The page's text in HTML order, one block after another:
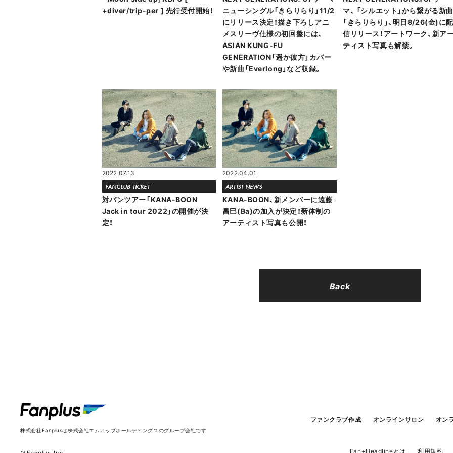
+diver/trip-per ] 先行受付開始！
ニューシングル「きらりらり」11/2
にリリース決定！描き下ろしアニ
メスリーヴ仕様の初回盤には、
ASIAN KUNG-FU
GENERATION「遥か彼方」カバー
や新曲「Everlong」など収録。
マ、 「シルエット」から繋がる新曲
「きらりらり」、明日8/26(金)に配
信リリース！アートワーク、新ア
ティスト写真も解禁。
2022.07.13
FANCLUB TICKET
対バンツアー「KANA-BOON
Jack in tour 2022」の開催が決
定！
2022.04.01
ARTIST NEWS
KANA-BOON、新メンバーに遠藤
昌巳(Ba)の加入が決定！新体制の
アーティスト写真も公開！
Back
ファンクラブ作成 オンラインサロン オン
Fan+Headlineとは 利用規約
株式会社Fanplusは株式会社エムアップホールディングスのグループ会社です